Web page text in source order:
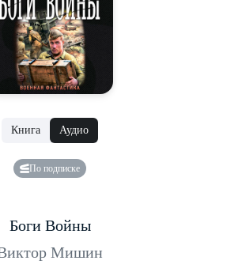
Книга Аудио
По подписке
Боги Войны
Мишин